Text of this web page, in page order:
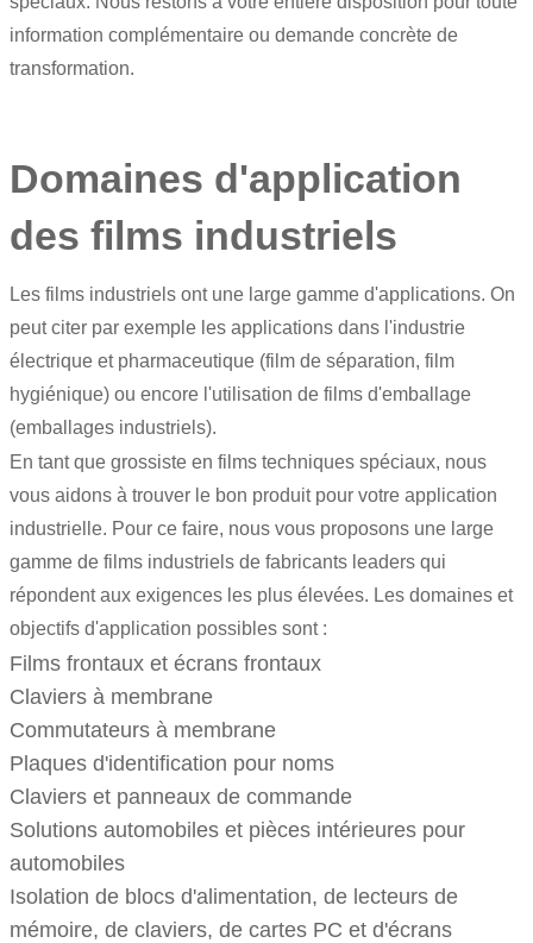
information complémentaire ou demande concrète de
transformation.
Domaines d'application
des films industriels
Les films industriels ont une large gamme d'applications. On
peut citer par exemple les applications dans l'industrie
électrique et pharmaceutique (film de séparation, film
hygiénique) ou encore l'utilisation de films d'emballage
(emballages industriels).
En tant que grossiste en films techniques spéciaux, nous
vous aidons à trouver le bon produit pour votre application
industrielle. Pour ce faire, nous vous proposons une large
gamme de films industriels de fabricants leaders qui
répondent aux exigences les plus élevées. Les domaines et
objectifs d'application possibles sont :
Films frontaux et écrans frontaux
Claviers à membrane
Commutateurs à membrane
Plaques d'identification pour noms
Claviers et panneaux de commande
Solutions automobiles et pièces intérieures pour
automobiles
Isolation de blocs d'alimentation, de lecteurs de
mémoire, de claviers, de cartes PC et d'écrans